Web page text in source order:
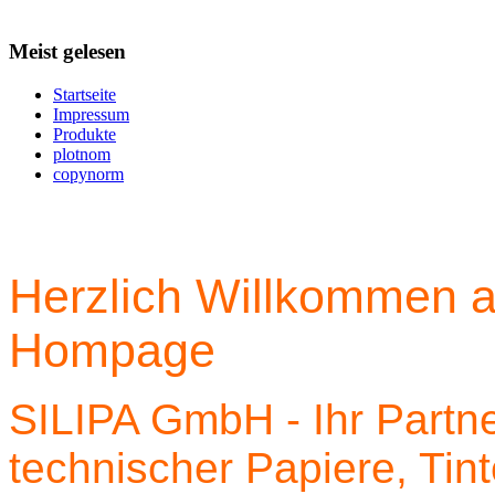
Meist gelesen
Startseite
Impressum
Produkte
plotnom
copynorm
Herzlich Willkommen
Hompage
SILIPA GmbH - Ihr
technischer Papiere,